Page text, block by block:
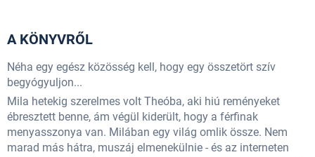
A KÖNYVRŐL
Néha egy egész közösség kell, hogy egy összetört szív
begyógyuljon...
Mila hetekig szerelmes volt Theóba, aki hiú reményeket
ébresztett benne, ám végül kiderült, hogy a férfinak
menyasszonya van. Milában egy világ omlik össze. Nem
marad más hátra, muszáj elmenekülnie - és az interneten